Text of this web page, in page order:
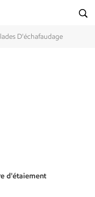
D'échafaudage
d'étaiement